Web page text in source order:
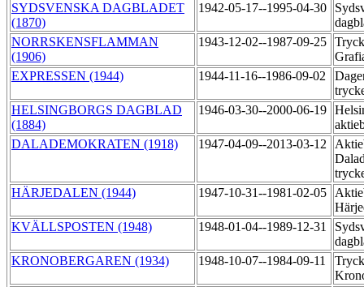
SYDSVENSKA DAGBLADET
(1870)
1942-05-17--1995-04-30
NORRSKENSFLAMMAN
(1906)
1943-12-02--1987-09-25
EXPRESSEN (1944)
1944-11-16--1986-09-02
HELSINGBORGS DAGBLAD
(1884)
1946-03-30--2000-06-19
DALADEMOKRATEN (1918)
1947-04-09--2013-03-12
HÄRJEDALEN (1944)
1947-10-31--1981-02-05
KVÄLLSPOSTEN (1948)
1948-01-04--1989-12-31
KRONOBERGAREN (1934)
1948-10-07--1984-09-11